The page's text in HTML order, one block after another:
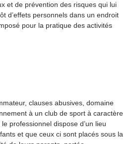
et de prévention des risques qui lui
d’effets personnels dans un endroit
pour la pratique des activités
clauses abusives, domaine
à un club de sport à caractère
professionnel dispose d’un lieu
et que ceux ci sont placés sous la